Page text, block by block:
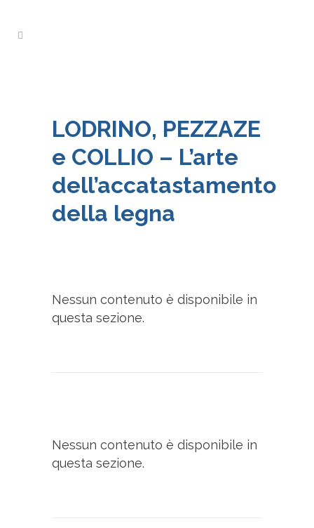
LODRINO, PEZZAZE
e COLLIO – L’arte
dell’accatastamento
della legna
Nessun contenuto è disponibile in
questa sezione.
Nessun contenuto è disponibile in
questa sezione.